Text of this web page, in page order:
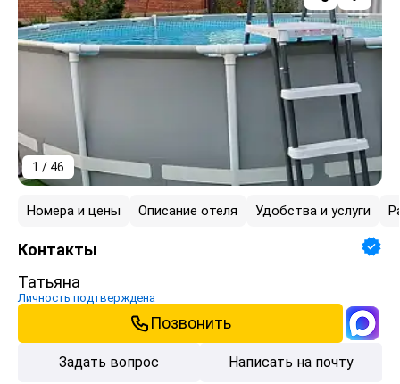
1 / 46
Номера и цены Описание отеля Удобства и услуги
Контакты
Татьяна
Личность подтверждена
Позвонить
Задать вопрос Написать на почту